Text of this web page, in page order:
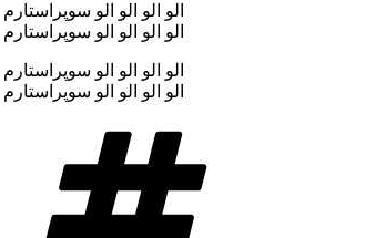
الو الو الو الو سوپراستارم
الو الو الو الو سوپراستارم
الو الو الو الو سوپراستارم
الو الو الو الو سوپراستارم